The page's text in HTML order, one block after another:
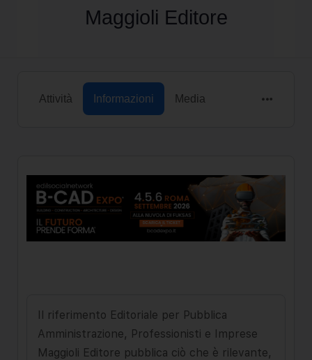
Maggioli Editore
Attività Informazioni Media
Il riferimento Editoriale per Pubblica
Amministrazione, Professionisti e Imprese
Maggioli Editore pubblica ciò che è rilevante,